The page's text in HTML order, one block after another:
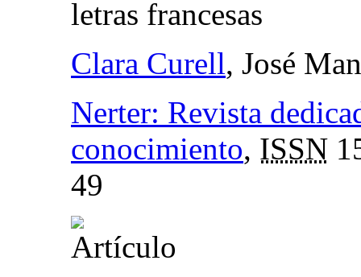
letras francesas
Clara Curell, José
Nerter: Revista
conocimiento, ISSN
49